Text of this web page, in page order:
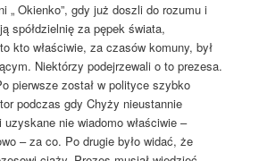
„ Okienko”, gdy już doszli do rozumu i
spółdzielnię za pępek świata,
kto właściwie, za czasów komuny, był
Niektórzy podejrzewali o to prezesa.
pierwsze został w polityce szybko
podczas gdy Chyży nieustannie
nie wiadomo właściwie –
– za co. Po drugie było widać, że